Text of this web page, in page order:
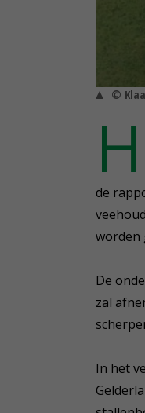
©
H
de
worden
De
zal
In het